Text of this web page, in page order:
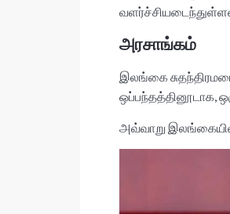
அரசாங்கம்
இலங்கை
ஒப்பந்தத்தினூடாக,
அவ்வாறு இலங்கையில்